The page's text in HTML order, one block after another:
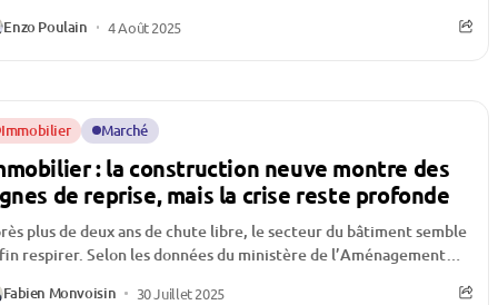
Enzo Poulain 4 Août 2025
Immobilier Marché
: la construction neuve montre des
de reprise, mais la crise reste profonde
plus de deux ans de chute libre, le secteur du bâtiment semble
respirer. Selon les données du ministère de l’Aménagement
Fabien Monvoisin 30 Juillet 2025